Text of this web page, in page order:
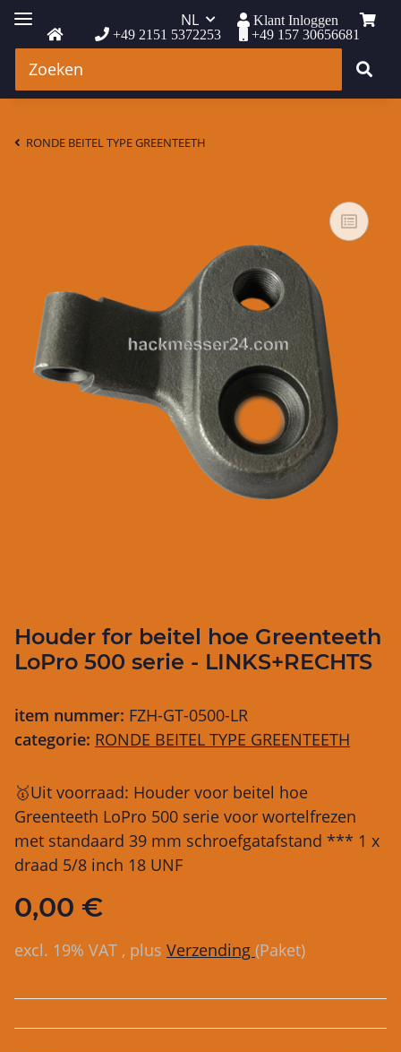
+49 2151 5372253 +49 157 30656681
NL Klant Inloggen
RONDE BEITEL TYPE GREENTEETH
Houder for beitel hoe Greenteeth
LoPro 500 serie - LINKS+RECHTS
item nummer: FZH-GT-0500-LR
categorie: RONDE BEITEL TYPE GREENTEETH
🥇Uit voorraad: Houder voor beitel hoe
Greenteeth LoPro 500 serie voor wortelfrezen
met standaard 39 mm schroefgatafstand *** 1 x
draad 5/8 inch 18 UNF
0,00 €
excl. 19% VAT , plus Verzending (Paket)